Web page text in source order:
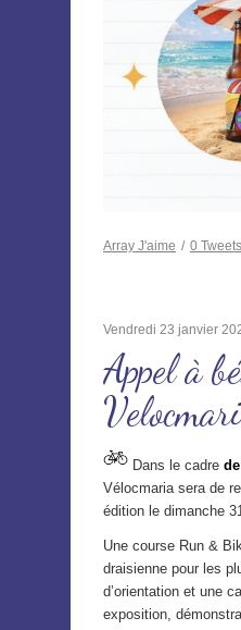
Array J'aime / 0 Tweets
Vendredi 23 janvier
Appel à
Dans le cadre
Vélocmaria sera de
édition le dimanche
Une course Run &
draisienne pour les
d’orientation et une
exposition,